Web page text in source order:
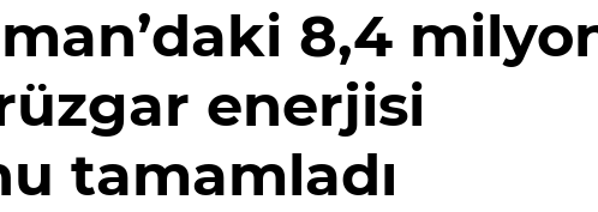
8,4
enerjisi
tamamladı